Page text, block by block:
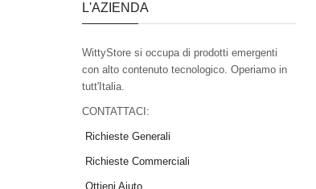
L'AZIENDA
WittyStore si occupa di prodotti emergenti
con alto contenuto tecnologico. Operiamo in
tutt'Italia.
CONTATTACI:
Richieste Generali
Richieste Commerciali
Ottieni Aiuto